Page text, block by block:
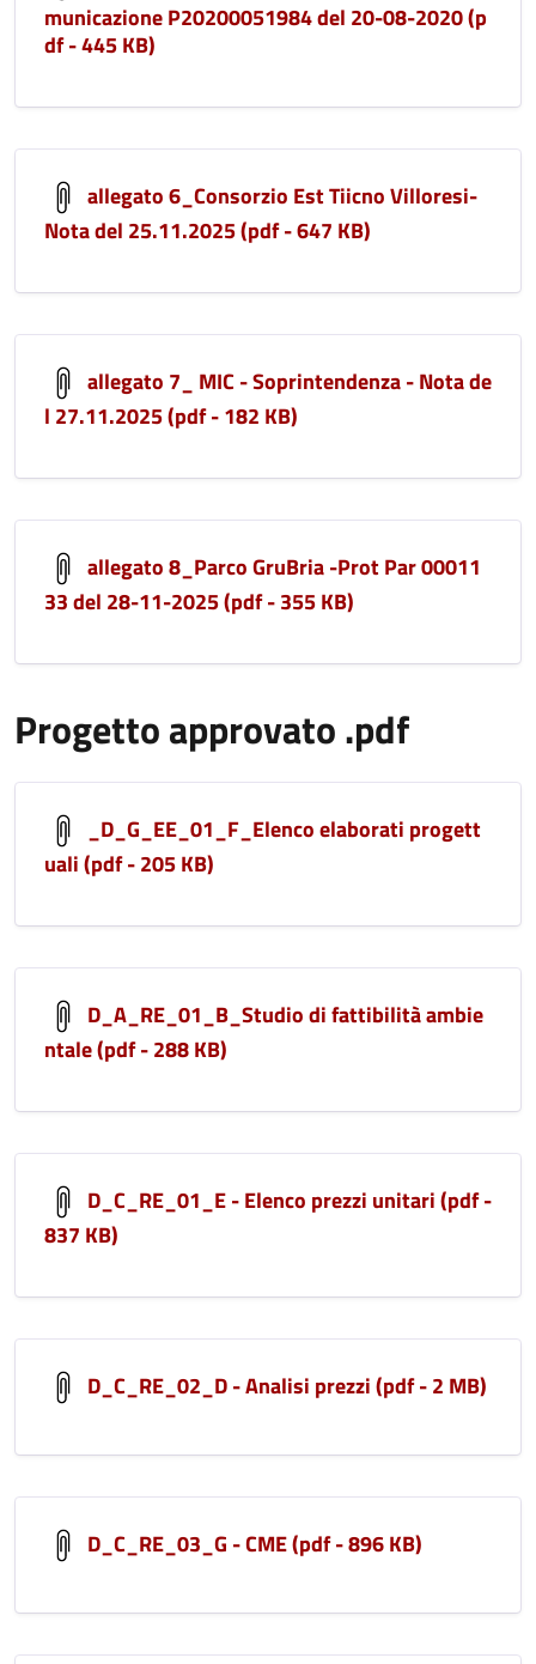
municazione P20200051984 del 20-08-2020 (p
df - 445 KB)
allegato 6_Consorzio Est Tiicno Villoresi-
Nota del 25.11.2025 (pdf - 647 KB)
allegato 7_ MIC - Soprintendenza - Nota de
l 27.11.2025 (pdf - 182 KB)
allegato 8_Parco GruBria -Prot Par 00011
33 del 28-11-2025 (pdf - 355 KB)
Progetto approvato .pdf
_D_G_EE_01_F_Elenco elaborati progett
uali (pdf - 205 KB)
D_A_RE_01_B_Studio di fattibilità ambie
ntale (pdf - 288 KB)
D_C_RE_01_E - Elenco prezzi unitari (pdf -
837 KB)
D_C_RE_02_D - Analisi prezzi (pdf - 2 MB)
D_C_RE_03_G - CME (pdf - 896 KB)